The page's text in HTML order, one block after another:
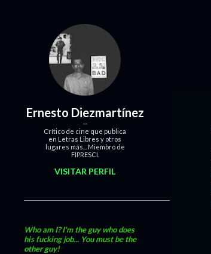
Ernesto Diezmartínez
Crítico de cine que publica
en Letras Libres y otros
lugares más... Miembro de
FIPRESCI.
VISITAR PERFIL
Who am I? I'm the guy who does
his fucking job... You must be the
other guy!